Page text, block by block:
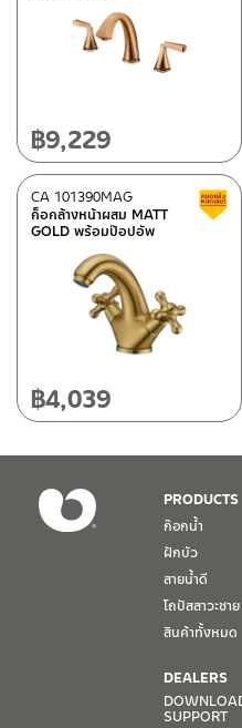
฿9,229
ก็อกล้างหน้าผสม MATT
GOLD พร้อมป๊อปอัพ
CA 101390MAG
฿4,039
PRODUCTS
ก๊อกน้ำ
ฝักบัว
สายน้ำดี
โถปัสสาวะช
สินค้าทั้งหมด
DEALERS
SUPPORT